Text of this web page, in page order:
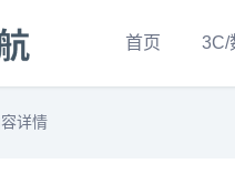
首页 3C/
详情